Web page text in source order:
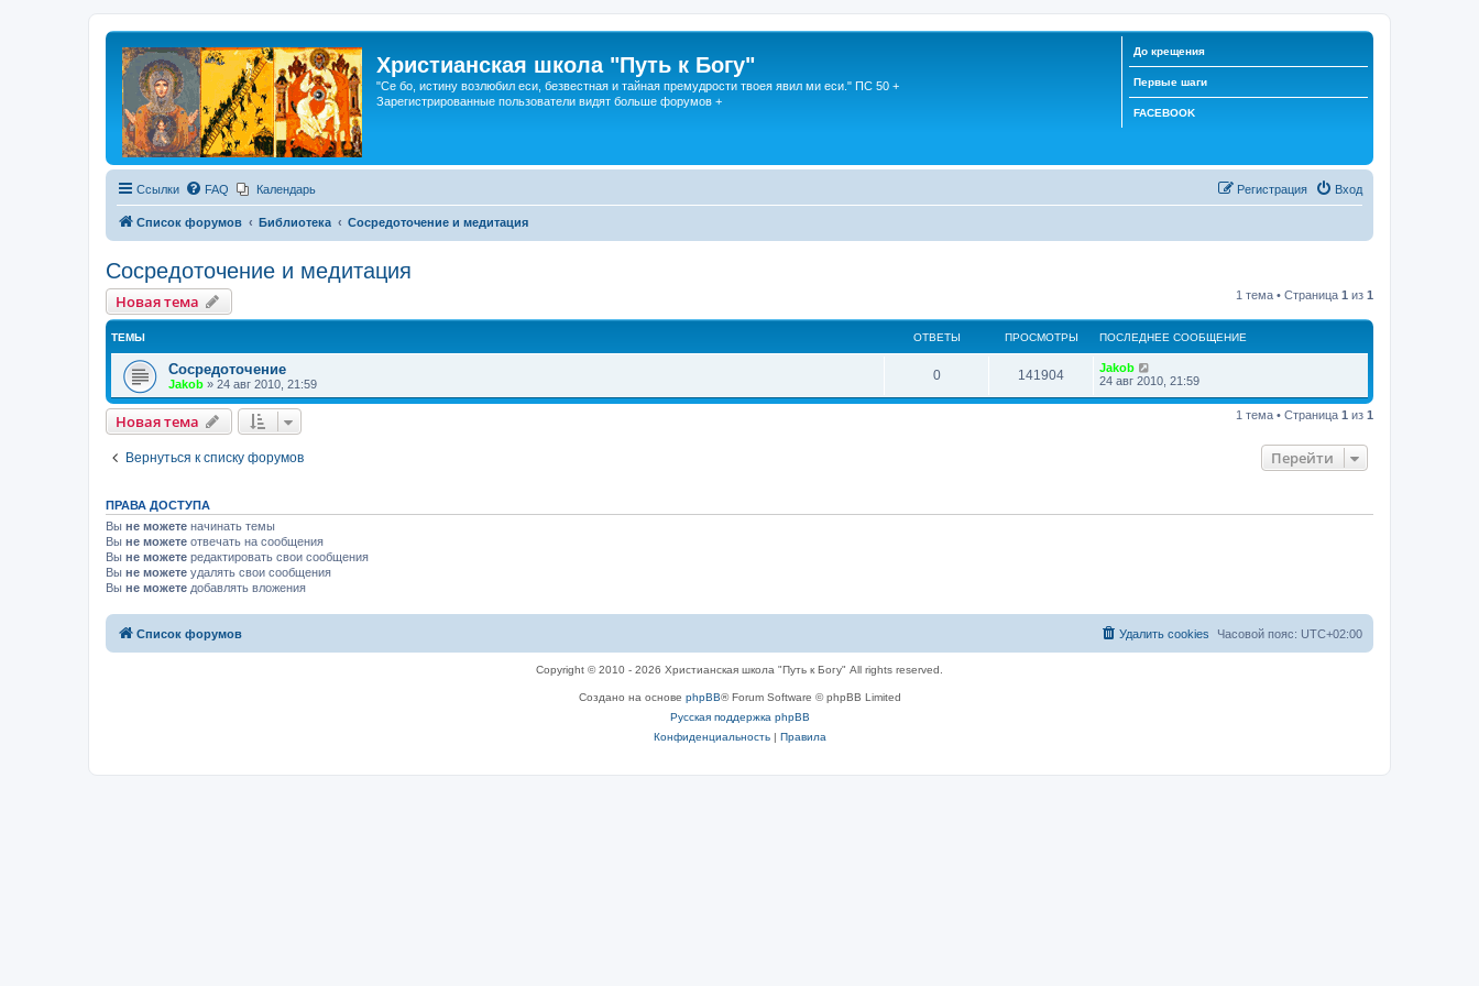
Христианская школа "Путь к Богу"
"Се бо, истину возлюбил еси, безвестная и тайная премудрости твоея явил ми еси." ПС 50 +
Зарегистрированные пользователи видят больше форумов +
До крещения
Первые шаги
FACEBOOK
Ссылки FAQ Календарь Вход
Регистрация
Список форумов Библиотека Сосредоточение и медитация
Сосредоточение и медитация
Новая тема 1 тема • Страница 1 из 1
ТЕМЫ ОТВЕТЫ ПРОСМОТРЫ ПОСЛЕДНЕЕ СООБЩЕНИЕ
Сосредоточение
Jakob » 24 авг 2010, 21:59
0 141904
Jakob
24 авг 2010, 21:59
Новая тема 1 тема • Страница 1 из 1
Вернуться к списку форумов Перейти
ПРАВА ДОСТУПА
Вы не можете начинать темы
Вы не можете отвечать на сообщения
Вы не можете редактировать свои сообщения
Вы не можете удалять свои сообщения
Вы не можете добавлять вложения
Список форумов Часовой пояс: UTC+02:00
Удалить cookies
Copyright © 2010 - 2026 Христианская школа "Путь к Богу" All rights reserved.
Создано на основе phpBB® Forum Software © phpBB Limited
Русская поддержка phpBB
Конфиденциальность| Правила